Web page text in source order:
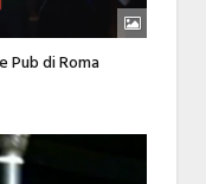
Pub di Roma